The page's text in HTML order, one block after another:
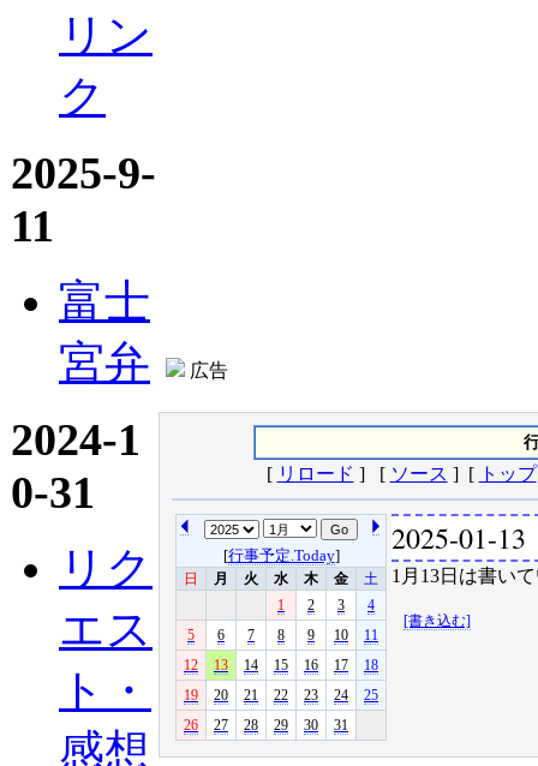
リン
ク
2025-9-
11
富士
宮弁
2024-1
0-31
リク
エス
ト・
感想
広告
[ リロード ] [ ソース ] [ トップ
[行事予定.Today]
日 月 火 水 木 金
土
1
2 3
4
5
6 7 8 9 10
11
12
13 14 15 16 17
18
19
20 21 22 23 24
25
26
27 28 29 30 31
2025-01-13
1月13日は書い
[書き込む]